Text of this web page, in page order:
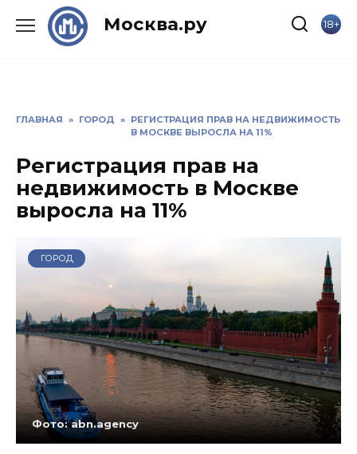
Москва.ру 18+
ГЛАВНАЯ » ГОРОД » РЕГИСТРАЦИЯ ПРАВ НА НЕДВИЖИМОСТЬ
В МОСКВЕ ВЫРОСЛА НА 11%
Регистрация прав на
недвижимость в Москве
выросла на 11%
ГОРОД
Фото: abn.agency